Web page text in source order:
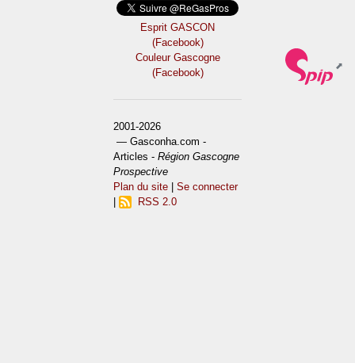
Esprit GASCON
(Facebook)
Couleur Gascogne
(Facebook)
2001-2026
— Gasconha.com -
Articles -Région Gascogne
Prospective
Plan du site |Se connecter
RSS 2.0